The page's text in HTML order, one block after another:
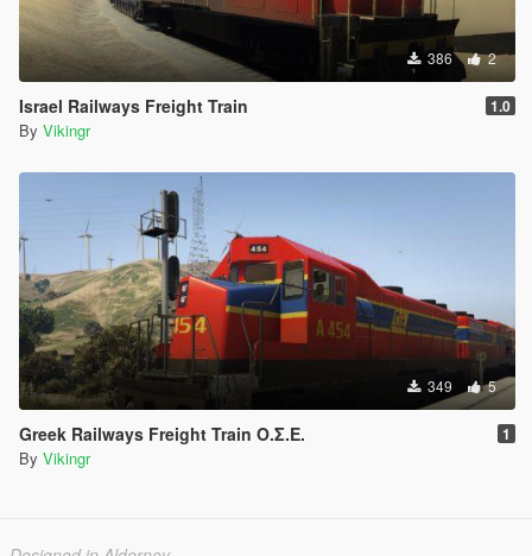
386 2
Israel Railways Freight Train 1.0
By Vikingr
349 5
Greek Railways Freight Train Ο.Σ.Ε. 1
By Vikingr